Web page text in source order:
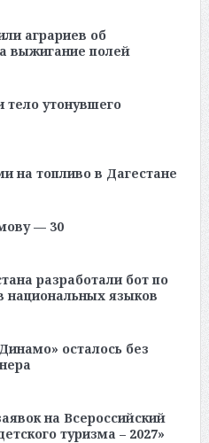
аграриев об
выжигание полей
тело утонувшего
на топливо в Дагестане
— 30
разработали бот по
национальных языков
осталось без
на Всероссийский
туризма – 2027»